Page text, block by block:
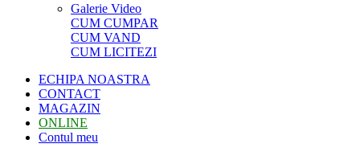
Galerie Video
CUM CUMPAR
CUM VAND
CUM LICITEZI
ECHIPA NOASTRA
CONTACT
MAGAZIN
ONLINE
Contul meu